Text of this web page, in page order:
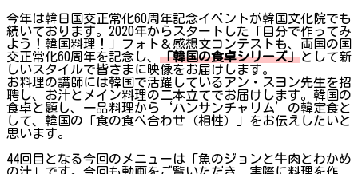
今年は韓日国交正常化60周年記念イベントが韓国文化院でも
続いております。2020年からスタートした「自分で作ってみ
よう！韓国料理！」フォト＆感想文コンテストも、両国の国
交正常化60周年を記念し、 「韓国の食卓シリーズ」として新
しいスタイルで皆さまに映像をお届けします。
お料理の講師には韓国で活躍しているアン・スヨン先生を招
聘し、お汁とメイン料理の二本立てでお届けします。韓国の
食卓と題し、一品料理から‘ハンサンチャリム’の韓定食と
して、韓国の「食の食べ合わせ（相性）」をお伝えしたいと
思います。
44回目となる今回のメニューは「魚のジョンと牛肉とわかめ